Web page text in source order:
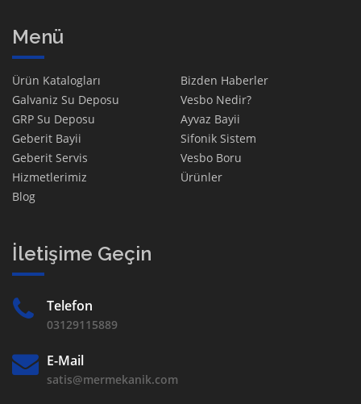
Menü
Ürün Katalogları
Bizden Haberler
Galvaniz Su Deposu
Vesbo Nedir?
GRP Su Deposu
Ayvaz Bayii
Geberit Bayii
Sifonik Sistem
Geberit Servis
Vesbo Boru
Hizmetlerimiz
Ürünler
Blog
İletişime Geçin
Telefon
03129115889
E-Mail
satis@mermekanik.com